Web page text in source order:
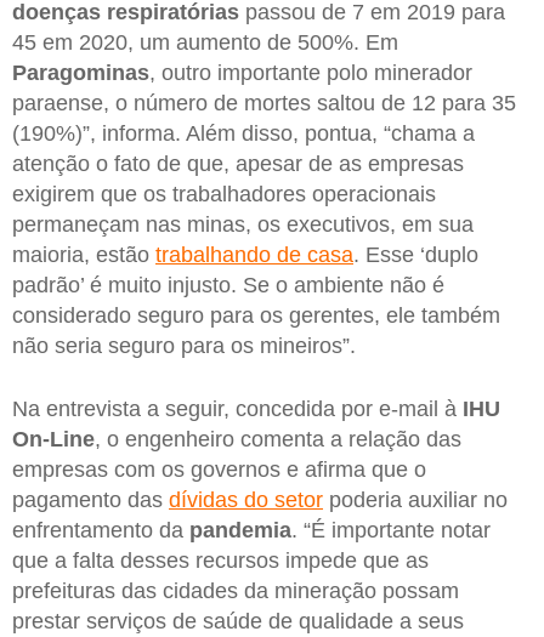
doenças respiratórias passou de 7 em 2019 para
45 em 2020, um aumento de 500%. Em
Paragominas, outro importante polo minerador
paraense, o número de mortes saltou de 12 para 35
(190%)”, informa. Além disso, pontua, “chama a
atenção o fato de que, apesar de as empresas
exigirem que os trabalhadores operacionais
permaneçam nas minas, os executivos, em sua
maioria, estão trabalhando de casa. Esse ‘duplo
padrão’ é muito injusto. Se o ambiente não é
considerado seguro para os gerentes, ele também
não seria seguro para os mineiros”.
Na entrevista a seguir, concedida por e-mail à IHU
On-Line, o engenheiro comenta a relação das
empresas com os governos e afirma que o
pagamento das dívidas do setor poderia auxiliar no
enfrentamento da pandemia. “É importante notar
que a falta desses recursos impede que as
prefeituras das cidades da mineração possam
prestar serviços de saúde de qualidade a seus